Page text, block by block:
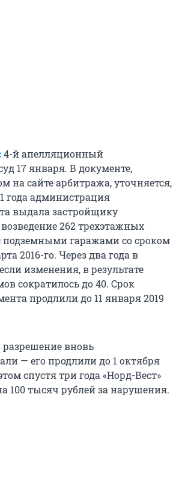
4-й апелляционный
17 января. В документе,
на сайте арбитража, уточняется,
года администрация
выдала застройщику
262 трехэтажных
гаражами со сроком
2016-го. Через два года в
изменения, в результате
сократилось до 40. Срок
продлили до 11 января 2019
разрешение вновь
— его продлили до 1 октября
спустя три года «Норд-Вест»
100 тысяч рублей за нарушения.